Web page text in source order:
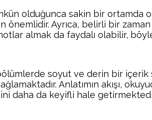
olduğunca sakin bir ortamda
Ayrıca, belirli bir
notlar almak da faydalı olabilir,
soyut ve derin bir
Anlatımın akışı,
daha da keyifli hale